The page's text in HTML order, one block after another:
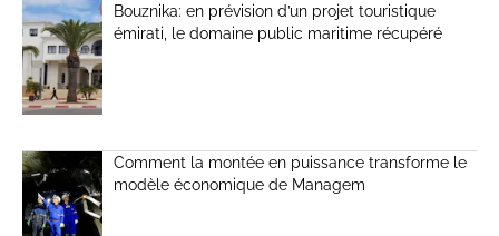
Bouznika: en prévision d’un projet touristique
émirati, le domaine public maritime récupéré
Comment la montée en puissance transforme le
modèle économique de Managem